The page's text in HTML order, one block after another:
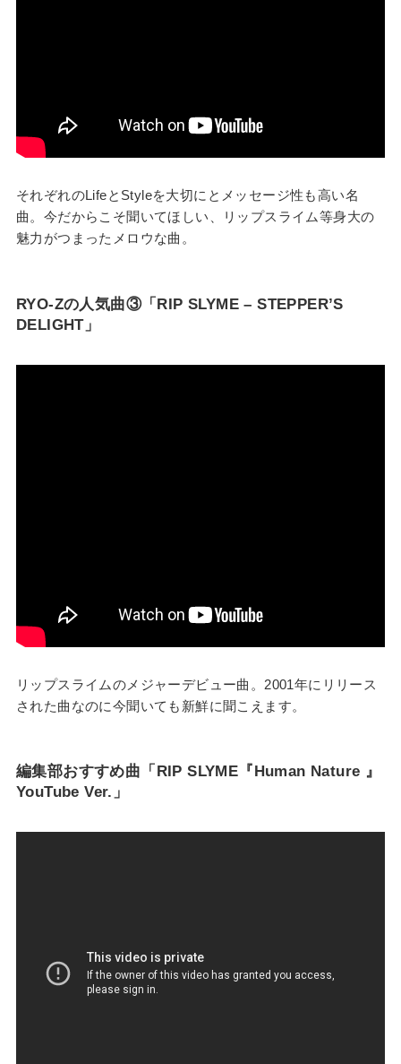
それぞれのLifeとStyleを大切にとメッセージ性も高い名
曲。今だからこそ聞いてほしい、リップスライム等身大の
魅力がつまったメロウな曲。
RYO-Zの人気曲③「RIP SLYME – STEPPER’S
DELIGHT」
リップスライムのメジャーデビュー曲。2001年にリリース
された曲なのに今聞いても新鮮に聞こえます。
編集部おすすめ曲「RIP SLYME『Human Nature 』
YouTube Ver.」